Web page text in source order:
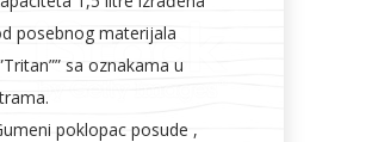
posebnog materijala
sa oznakama u
poklopac posude ,